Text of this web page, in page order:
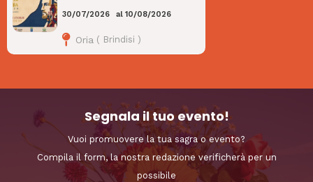
30/07/2026 al10/08/2026
Oria ( Brindisi )
Segnala il tuo evento!
Vuoi promuovere la tua sagra o evento?
Compila il form, la nostra redazione verificherà per un
possibile